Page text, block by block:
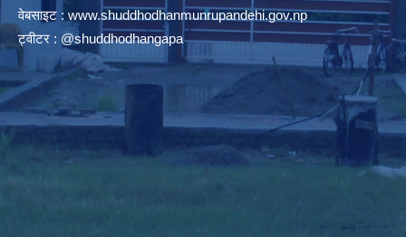
वेबसाइट : www.shuddhodhanmunrupandehi.gov.np
ट्वीटर : @shuddhodhangapa